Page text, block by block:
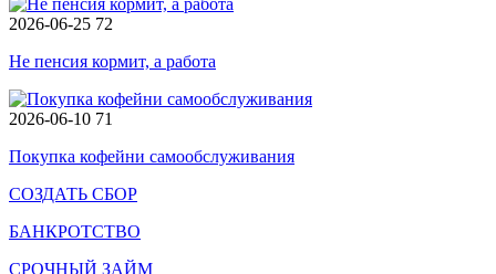
2026-06-25 72
Не пенсия кормит, а работа
2026-06-10 71
Покупка кофейни самообслуживания
СОЗДАТЬ СБОР
БАНКРОТСТВО
СРОЧНЫЙ ЗАЙМ